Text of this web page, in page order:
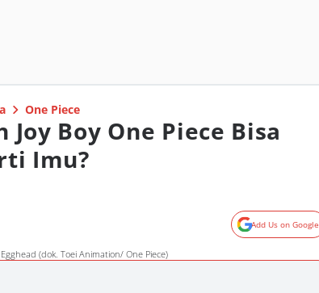
One Piece
Boy One Piece Bisa
Imu?
Add Us on Google
(dok. Toei Animation/ One Piece)